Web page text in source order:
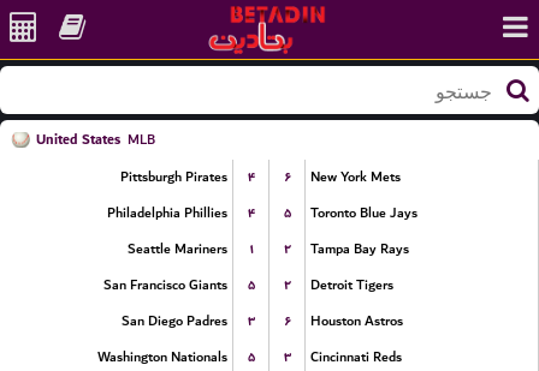
United States MLB
Pittsburgh Pirates
۴ ۶
New York Mets
Philadelphia Phillies
۴ ۵
Toronto Blue Jays
Seattle Mariners
۱ ۲
Tampa Bay Rays
San Francisco Giants
۵ ۲
Detroit Tigers
San Diego Padres
۳ ۶
Houston Astros
Washington Nationals
۵ ۳
Cincinnati Reds